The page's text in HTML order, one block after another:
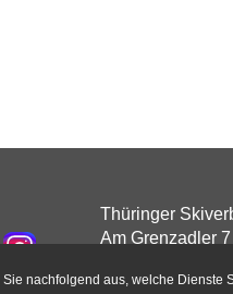
Thüringer
Am Grenzadler 7
Tel.: 036842 /
nachfolgend aus, welche Dienste